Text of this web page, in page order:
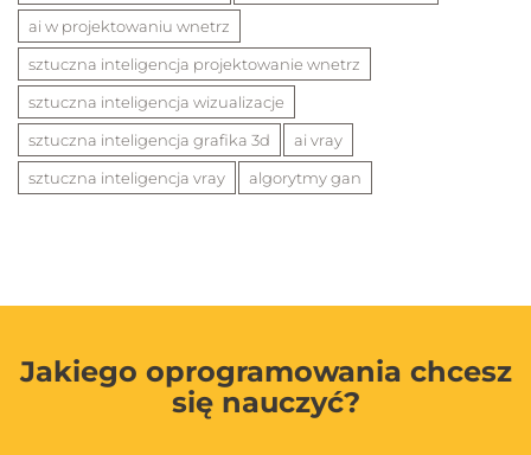
ai w projektowaniu wnetrz
sztuczna inteligencja projektowanie wnetrz
sztuczna inteligencja wizualizacje
sztuczna inteligencja grafika 3d
ai vray
sztuczna inteligencja vray
algorytmy gan
Jakiego oprogramowania chcesz
się nauczyć?